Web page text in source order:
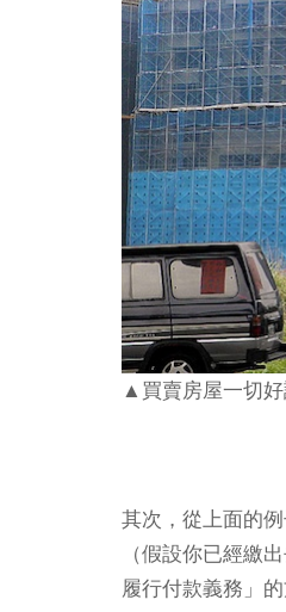
▲買賣房屋一切好
其次，從上面的
（假設你已經繳
履行付款義務」